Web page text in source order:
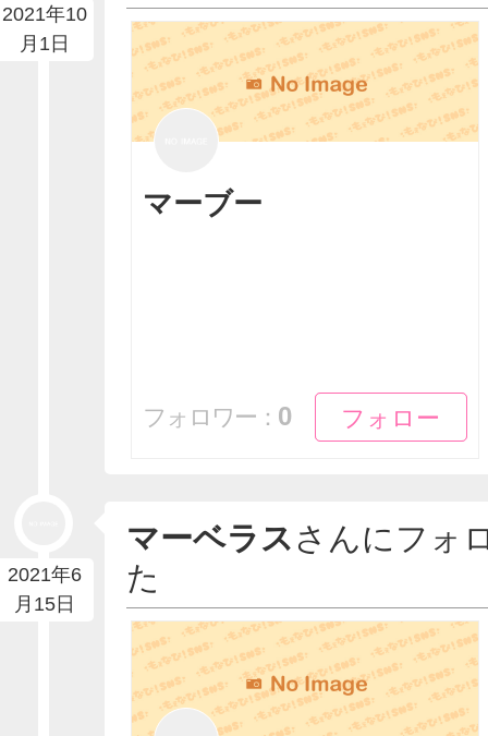
2021年10
月1日
マーブー
フォロー
フォロー
フォロワー： 0
2021年6
月15日
マーベラスさんにフォ
た